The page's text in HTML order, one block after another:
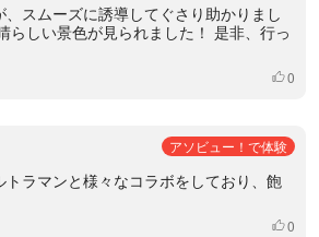
スムーズに誘導してぐさり助かりまし
らしい景色が見られました！ 是非、行っ
いいね
0
アソビュー！で体験
ラマンと様々なコラボをしており、飽
いいね
0